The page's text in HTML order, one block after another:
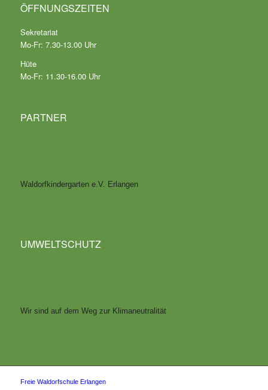
ÖFFNUNGSZEITEN
Sekretariat
Mo-Fr: 7.30-13.00 Uhr
Hüte
Mo-Fr: 11.30-16.00 Uhr
PARTNER
Waldorfkindergarten e.V. Erlangen
UMWELTSCHUTZ
Wir sind auf dem Weg zur Klimaneutralität
Freie Waldorfschule Erlangen